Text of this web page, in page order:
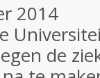
2014
de